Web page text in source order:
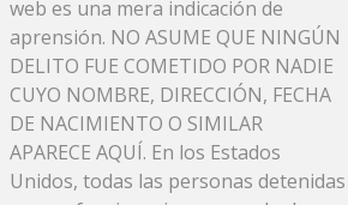
web es una mera indicación de
aprensión. NO ASUME QUE NINGÚN
DELITO FUE COMETIDO POR NADIE
CUYO NOMBRE, DIRECCIÓN, FECHA
DE NACIMIENTO O SIMILAR
APARECE AQUÍ. En los Estados
Unidos, todas las personas detenidas